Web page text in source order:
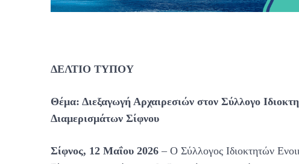
ΔΕΛΤΙΟ ΤΥΠΟΥ
Θέμα: Διεξαγωγή Αρχαιρεσιών στον Σύλλογο
Διαμερισμάτων Σίφνου
Σίφνος, 12 Μαΐου 2026 – Ο Σύλλογος Ιδιοκτητών